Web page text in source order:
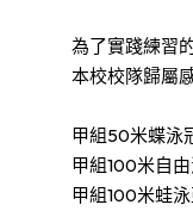
為了實踐練習
本校校隊歸屬
甲組50米蝶泳
甲組100米自
甲組100米蛙